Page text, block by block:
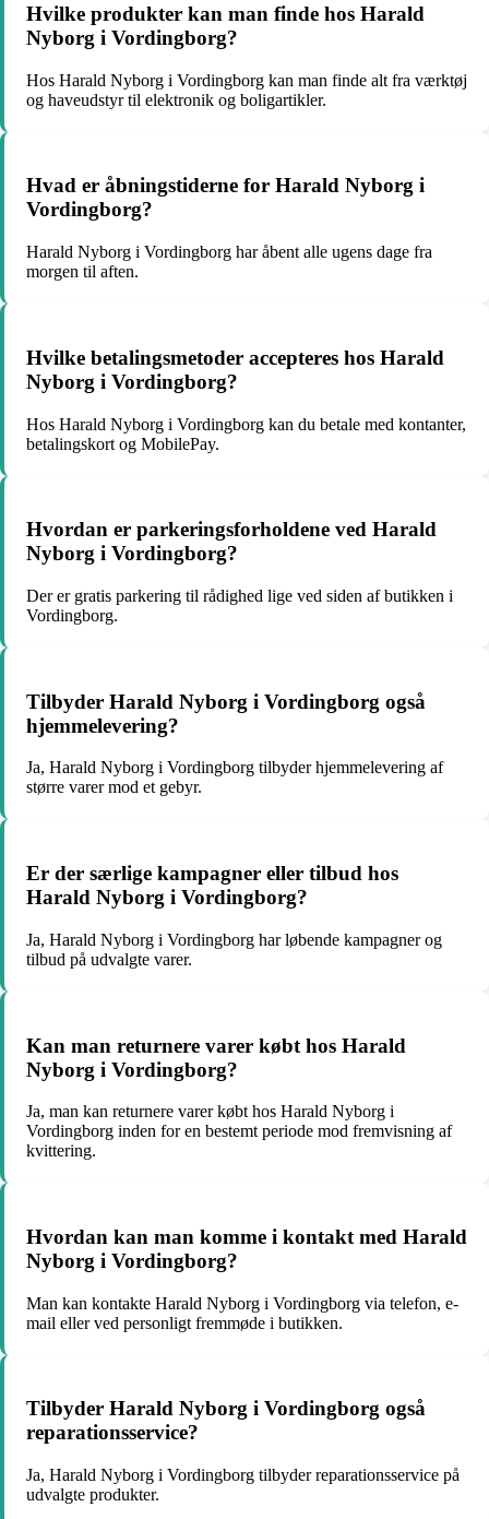
Hvilke produkter kan man finde hos Harald
Nyborg i Vordingborg?
Hos Harald Nyborg i Vordingborg kan man finde alt fra værktøj
og haveudstyr til elektronik og boligartikler.
Hvad er åbningstiderne for Harald Nyborg i
Vordingborg?
Harald Nyborg i Vordingborg har åbent alle ugens dage fra
morgen til aften.
Hvilke betalingsmetoder accepteres hos Harald
Nyborg i Vordingborg?
Hos Harald Nyborg i Vordingborg kan du betale med kontanter,
betalingskort og MobilePay.
Hvordan er parkeringsforholdene ved Harald
Nyborg i Vordingborg?
Der er gratis parkering til rådighed lige ved siden af butikken i
Vordingborg.
Tilbyder Harald Nyborg i Vordingborg også
hjemmelevering?
Ja, Harald Nyborg i Vordingborg tilbyder hjemmelevering af
større varer mod et gebyr.
Er der særlige kampagner eller tilbud hos
Harald Nyborg i Vordingborg?
Ja, Harald Nyborg i Vordingborg har løbende kampagner og
tilbud på udvalgte varer.
Kan man returnere varer købt hos Harald
Nyborg i Vordingborg?
Ja, man kan returnere varer købt hos Harald Nyborg i
Vordingborg inden for en bestemt periode mod fremvisning af
kvittering.
Hvordan kan man komme i kontakt med Harald
Nyborg i Vordingborg?
Man kan kontakte Harald Nyborg i Vordingborg via telefon, e-
mail eller ved personligt fremmøde i butikken.
Tilbyder Harald Nyborg i Vordingborg også
reparationsservice?
Ja, Harald Nyborg i Vordingborg tilbyder reparationsservice på
udvalgte produkter.